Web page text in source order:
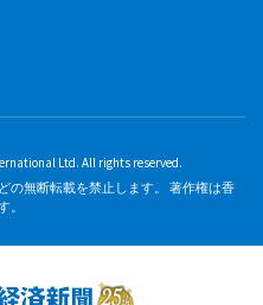
Ltd. All rights reserved.
の無断転載を禁止します。 著作権は香
。